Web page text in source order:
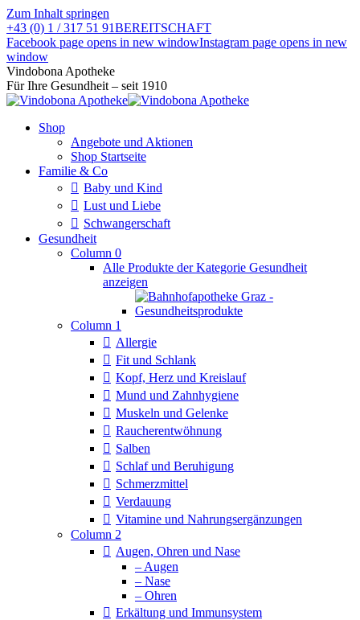
Zum Inhalt springen
+43 (0) 1 / 317 51 91BEREITSCHAFT
Facebook page opens in new windowInstagram page opens in new
window
Vindobona Apotheke
Für Ihre Gesundheit – seit 1910
Shop
Angebote und Aktionen
Shop Startseite
Familie & Co
Baby und Kind
Lust und Liebe
Schwangerschaft
Gesundheit
Column 0
Alle Produkte der Kategorie Gesundheit
anzeigen
Column 1
Allergie
Fit und Schlank
Kopf, Herz und Kreislauf
Mund und Zahnhygiene
Muskeln und Gelenke
Raucherentwöhnung
Salben
Schlaf und Beruhigung
Schmerzmittel
Verdauung
Vitamine und Nahrungsergänzungen
Column 2
Augen, Ohren und Nase
– Augen
– Nase
– Ohren
Erkältung und Immunsystem